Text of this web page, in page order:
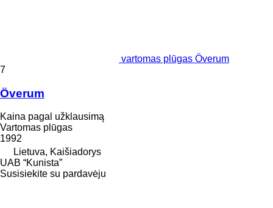
vartomas plūgas Överum
7
Överum
Kaina pagal užklausimą
Vartomas plūgas
1992
Lietuva, Kaišiadorys
UAB “Kunista”
Susisiekite su pardavėju